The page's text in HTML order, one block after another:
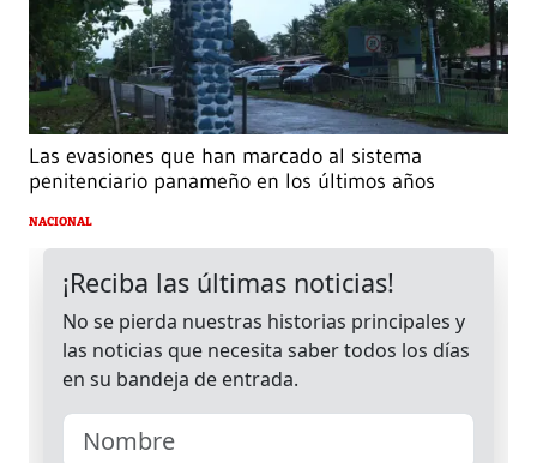
Las evasiones que han marcado al sistema
penitenciario panameño en los últimos años
NACIONAL